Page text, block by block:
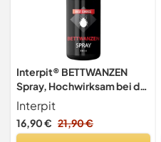
Interpit® BETTWANZEN
Spray, Hochwirksam bei der
Bettwanze - biologische
Bekämpfung & Mittel zur
Schädlingsbekämpfung für
Interpit
16,90 € 21,90 €